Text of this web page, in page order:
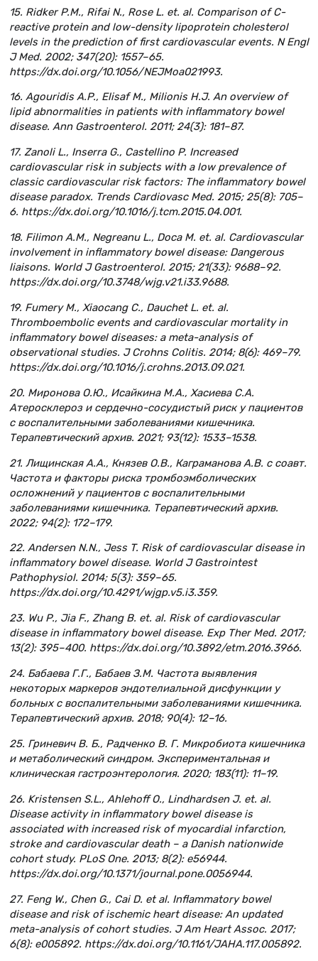
15. Ridker P.M., Rifai N., Rose L. et. al. Comparison of C-
reactive protein and low-density lipoprotein cholesterol
levels in the prediction of first cardiovascular events. N Engl
J Med. 2002; 347(20): 1557–65.
https://dx.doi.org/10.1056/NEJMoa021993.
16. Agouridis A.P., Elisaf M., Milionis H.J. An overview of
lipid abnormalities in patients with inflammatory bowel
disease. Ann Gastroenterol. 2011; 24(3): 181–87.
17. Zanoli L., Inserra G., Castellino P. Increased
cardiovascular risk in subjects with a low prevalence of
classic cardiovascular risk factors: The inflammatory bowel
disease paradox. Trends Cardiovasc Med. 2015; 25(8): 705–
6. https://dx.doi.org/10.1016/j.tcm.2015.04.001.
18. Filimon A.M., Negreanu L., Doca M. et. al. Cardiovascular
involvement in inflammatory bowel disease: Dangerous
liaisons. World J Gastroenterol. 2015; 21(33): 9688–92.
https://dx.doi.org/10.3748/wjg.v21.i33.9688.
19. Fumery M., Xiaocang C., Dauchet L. et. al.
Thromboembolic events and cardiovascular mortality in
inflammatory bowel diseases: a meta-analysis of
observational studies. J Crohns Colitis. 2014; 8(6): 469–79.
https://dx.doi.org/10.1016/j.crohns.2013.09.021.
20. Миронова О.Ю., Исайкина М.А., Хасиева С.А.
Атеросклероз и сердечно-сосудистый риск у пациентов
с воспалительными заболеваниями кишечника.
Терапевтический архив. 2021; 93(12): 1533–1538.
21. Лищинская А.А., Князев О.В., Каграманова А.В. с соавт.
Частота и факторы риска тромбоэмболических
осложнений у пациентов с воспалительными
заболеваниями кишечника. Терапевтический архив.
2022; 94(2): 172–179.
22. Andersen N.N., Jess T. Risk of cardiovascular disease in
inflammatory bowel disease. World J Gastrointest
Pathophysiol. 2014; 5(3): 359–65.
https://dx.doi.org/10.4291/wjgp.v5.i3.359.
23. Wu P., Jia F., Zhang B. et. al. Risk of cardiovascular
disease in inflammatory bowel disease. Exp Ther Med. 2017;
13(2): 395–400. https://dx.doi.org/10.3892/etm.2016.3966.
24. Бабаева Г.Г., Бабаев З.М. Частота выявления
некоторых маркеров эндотелиальной дисфункции у
больных с воспалительными заболеваниями кишечника.
Терапевтический архив. 2018; 90(4): 12–16.
25. Гриневич В. Б., Радченко В. Г. Микробиота кишечника
и метаболический синдром. Экспериментальная и
клиническая гастроэнтерология. 2020; 183(11): 11–19.
26. Kristensen S.L., Ahlehoff O., Lindhardsen J. et. al.
Disease activity in inflammatory bowel disease is
associated with increased risk of myocardial infarction,
stroke and cardiovascular death – a Danish nationwide
cohort study. PLoS One. 2013; 8(2): e56944.
https://dx.doi.org/10.1371/journal.pone.0056944.
27. Feng W., Chen G., Cai D. et al. Inflammatory bowel
disease and risk of ischemic heart disease: An updated
meta-analysis of cohort studies. J Am Heart Assoc. 2017;
6(8): e005892. https://dx.doi.org/10.1161/JAHA.117.005892.